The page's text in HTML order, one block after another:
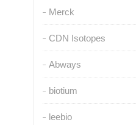
Merck
CDN Isotopes
Abways
biotium
leebio